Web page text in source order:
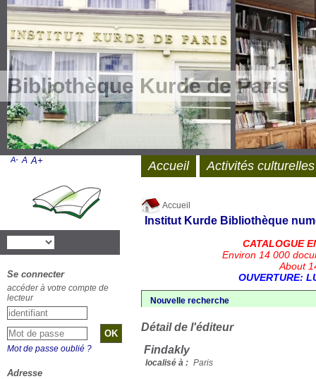
Bibliothèque Kurde de Paris
Accueil
Institut Kurde Bibliothèque
CATALOGUE
Environ 14 000
About
OUVERTURE:
Nouvelle recherche
Détail de l'éditeur
Findakly
localisé à : Paris
Accueil Activités culturelles
A- A A+
Se connecter
accéder à votre compte de
lecteur
Mot de passe oublié ?
Adresse